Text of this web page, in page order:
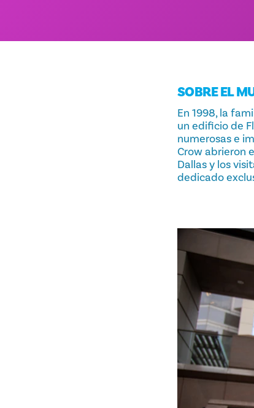
SOBRE EL
En 1998, la
un edificio de
numerosas e
Crow abrieron
Dallas y los
dedicado